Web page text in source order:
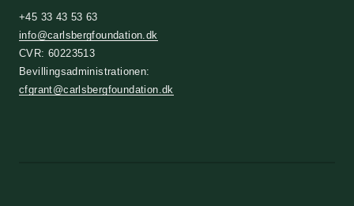
+45 33 43 53 63
info@carlsbergfoundation.dk
CVR: 60223513
Bevillingsadministrationen:
cfgrant@carlsbergfoundation.dk